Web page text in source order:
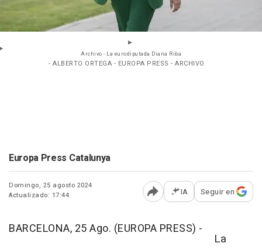
Archivo - La eurodiputada Diana Riba
- ALBERTO ORTEGA - EUROPA PRESS - ARCHIVO
Europa Press Catalunya
Domingo, 25 agosto 2024
Actualizado: 17:44
Abrir opciones para
IA Seguir en
BARCELONA, 25 Ago. (EUROPA PRESS) -
La